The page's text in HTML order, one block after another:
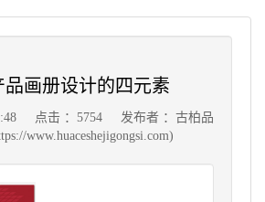
品画册设计的四元素
点击 ：5754
发布者 ：古柏品
www.huaceshejigongsi.com)